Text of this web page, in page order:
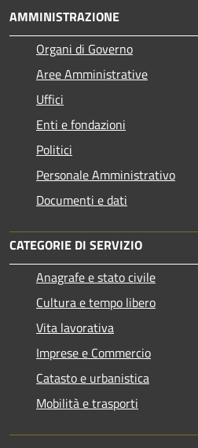
AMMINISTRAZIONE
Organi di Governo
Aree Amministrative
Uffici
Enti e fondazioni
Politici
Personale Amministrativo
Documenti e dati
CATEGORIE DI SERVIZIO
Anagrafe e stato civile
Cultura e tempo libero
Vita lavorativa
Imprese e Commercio
Catasto e urbanistica
Mobilità e trasporti